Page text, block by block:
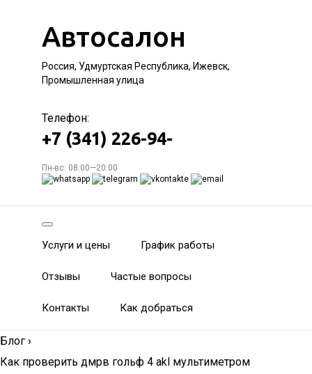
Автосалон
Россия, Удмуртская Республика, Ижевск,
Промышленная улица
Телефон:
+7 (341) 226-94-
Пн-вс: 08:00—20:00
Услуги и цены График работы
Отзывы Частые вопросы
Контакты Как добраться
Блог ›
Как проверить дмрв гольф 4 akl мультиметром